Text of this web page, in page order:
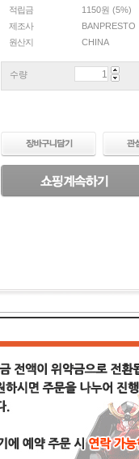
적립금
1150원 (5%)
제조사
BANPRESTO
원산지
CHINA
수량